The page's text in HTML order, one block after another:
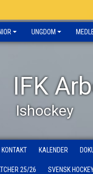
UNGDOM
IFK
Ishockey
KONTAKT KALENDER
25/26 SVENSK